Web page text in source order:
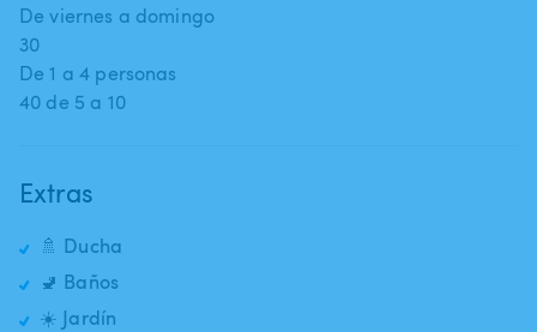
De viernes a domingo
30
De 1 a 4 personas
40 de 5 a 10
Extras
🚿 Ducha
🚽 Baños
☀️ Jardín